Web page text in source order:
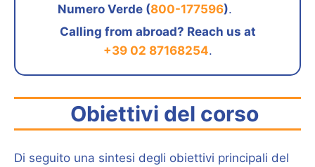
Numero Verde (800-177596).
Calling from abroad? Reach us at
+39 02 87168254.
Obiettivi del corso
Di seguito una sintesi degli obiettivi principali del